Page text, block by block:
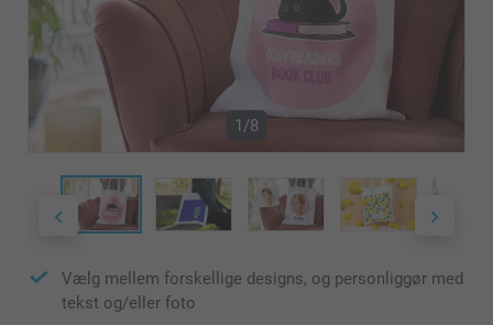
1/8
Vælg mellem forskellige designs, og personliggør med
tekst og/eller foto